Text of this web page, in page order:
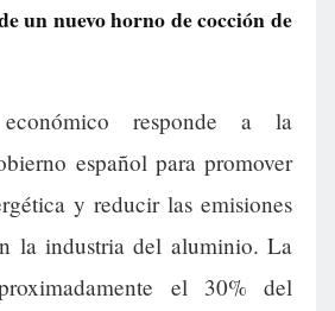
un nuevo horno de cocción de
responde a la
español para promover
y reducir las emisiones
la industria del aluminio. La
el 30% del